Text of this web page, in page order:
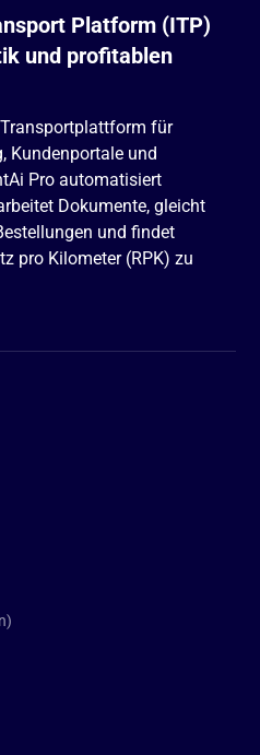
Platform (ITP)
und profitablen
für
Kundenportale und
Pro automatisiert
Dokumente, gleicht
und findet
pro Kilometer (RPK) zu